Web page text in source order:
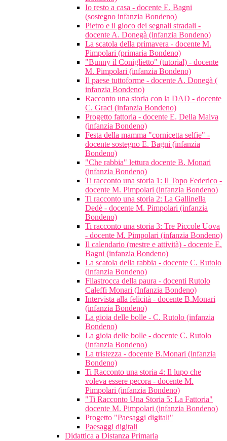
Io resto a casa - docente E. Bagni
(sostegno infanzia Bondeno)
Pietro e il gioco dei segnali stradali -
docente A. Donegà (infanzia Bondeno)
La scatola della primavera - docente M.
Pimpolari (primaria Bondeno)
"Bunny il Coniglietto" (tutorial) - docente
M. Pimpolari (infanzia Bondeno)
Il paese tuttoforme - docente A. Donegà (
infanzia Bondeno)
Racconto una storia con la DAD - docente
C. Graci (infanzia Bondeno)
Progetto fattoria - docente E. Della Malva
(infanzia Bondeno)
Festa della mamma "cornicetta selfie" -
docente sostegno E. Bagni (infanzia
Bondeno)
"Che rabbia" lettura docente B. Monari
(infanzia Bondeno)
Ti racconto una storia 1: Il Topo Federico -
docente M. Pimpolari (infanzia Bondeno)
Ti racconto una storia 2: La Gallinella
Dedè - docente M. Pimpolari (infanzia
Bondeno)
Ti racconto una storia 3: Tre Piccole Uova
- docente M. Pimpolari (infanzia Bondeno)
Il calendario (mestre e attività) - docente E.
Bagni (infanzia Bondeno)
La scatola della rabbia - docente C. Rutolo
(infanzia Bondeno)
Filastrocca della paura - docenti Rutolo
Caleffi Monari (Infanzia Bondeno)
Intervista alla felicità - docente B.Monari
(infanzia Bondeno)
La gioia delle bolle - C. Rutolo (infanzia
Bondeno)
La gioia delle bolle - docente C. Rutolo
(infanzia Bondeno)
La tristezza - docente B.Monari (infanzia
Bondeno)
Ti Racconto una storia 4: Il lupo che
voleva essere pecora - docente M.
Pimpolari (infanzia Bondeno)
"Ti Racconto Una Storia 5: La Fattoria"
docente M. Pimpolari (infanzia Bondeno)
Progetto "Paesaggi digitali"
Paesaggi digitali
Didattica a Distanza Primaria